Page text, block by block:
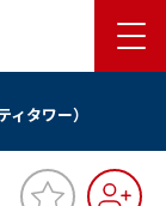
ィタワー）